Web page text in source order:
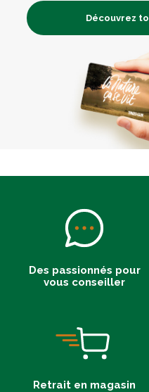
Découvrez
Des passionnés pour
vous conseiller
Retrait en magasin